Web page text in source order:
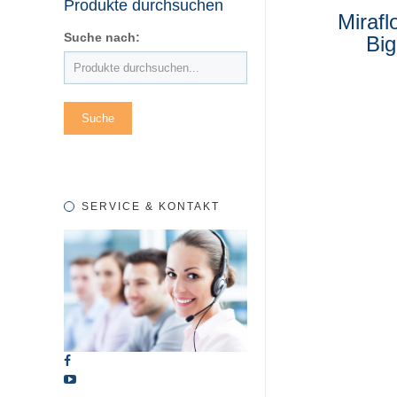
Big
Produkte durchsuchen
Suche nach:
SERVICE & KONTAKT